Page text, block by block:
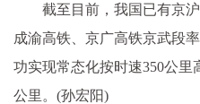
截至目前，我国已有京
成渝高铁、京广高铁京武段
功实现常态化按时速350公里
公里。(孙宏阳)